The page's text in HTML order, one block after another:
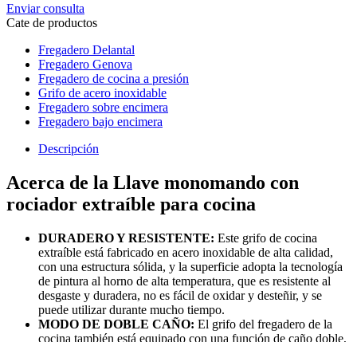
Enviar consulta
Cate de productos
Fregadero Delantal
Fregadero Genova
Fregadero de cocina a presión
Grifo de acero inoxidable
Fregadero sobre encimera
Fregadero bajo encimera
Descripción
Acerca de la Llave monomando con
rociador extraíble para cocina
DURADERO Y RESISTENTE: Este grifo de cocina
extraíble está fabricado en acero inoxidable de alta calidad,
con una estructura sólida, y la superficie adopta la tecnología
de pintura al horno de alta temperatura, que es resistente al
desgaste y duradera, no es fácil de oxidar y desteñir, y se
puede utilizar durante mucho tiempo.
MODO DE DOBLE CAÑO: El grifo del fregadero de la
cocina también está equipado con una función de caño doble,